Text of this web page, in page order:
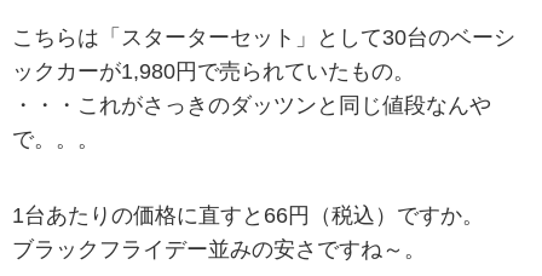
こちらは「スターターセット」として30台のベーシ
ックカーが1,980円で売られていたもの。
・・・これがさっきのダッツンと同じ値段なんや
で。。。
1台あたりの価格に直すと66円（税込）ですか。
ブラックフライデー並みの安さですね～。